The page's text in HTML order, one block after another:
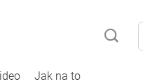
Jak na to